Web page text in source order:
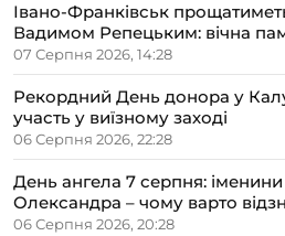
Івано-Франківськ
Вадимом Репецьким: вічна
07 Серпня 2026, 14:28
Рекордний День донора у
участь у виїзному заході
06 Серпня 2026, 22:28
День ангела 7 серпня:
Олександра – чому варто
сімейному колі
06 Серпня 2026, 20:28